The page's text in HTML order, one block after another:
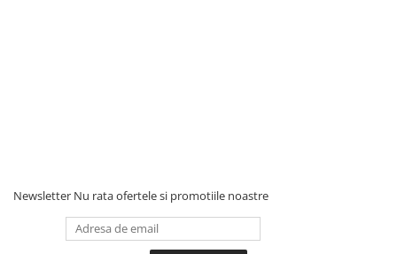
Newsletter Nu rata ofertele si promotiile noastre